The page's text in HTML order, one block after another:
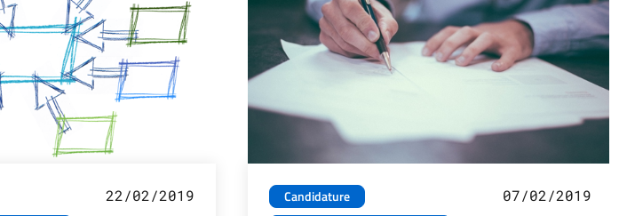
22/02/2019
Candidature
07/02/2019